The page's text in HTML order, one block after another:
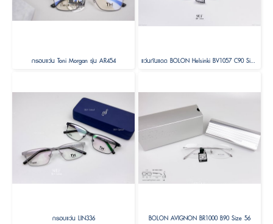
กรอบแว่น Toni Morgan รุ่น AR454 แว่นกันแดด BOLON Helsinki BV1057 C90 Size 56 ( Foldable )
กรอบแว่น LIN336 BOLON AVIGNON BR1000 B90 Size 56